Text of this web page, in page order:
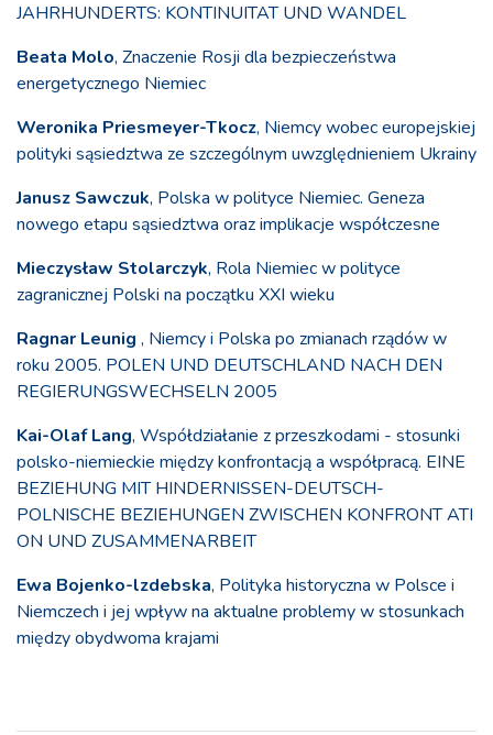
JAHRHUNDERTS: KONTINUITAT UND WANDEL
Beata Molo, Znaczenie Rosji dla bezpieczeństwa
energetycznego Niemiec
Weronika Priesmeyer-Tkocz, Niemcy wobec europejskiej
polityki sąsiedztwa ze szczególnym uwzględnieniem Ukrainy
Janusz Sawczuk, Polska w polityce Niemiec. Geneza
nowego etapu sąsiedztwa oraz implikacje współczesne
Mieczysław Stolarczyk, Rola Niemiec w polityce
zagranicznej Polski na początku XXI wieku
Ragnar Leunig , Niemcy i Polska po zmianach rządów w
roku 2005. POLEN UND DEUTSCHLAND NACH DEN
REGIERUNGSWECHSELN 2005
Kai-Olaf Lang, Współdziałanie z przeszkodami - stosunki
polsko-niemieckie między konfrontacją a współpracą. EINE
BEZIEHUNG MIT HINDERNISSEN-DEUTSCH-
POLNISCHE BEZIEHUNGEN ZWISCHEN KONFRONT ATI
ON UND ZUSAMMENARBEIT
Ewa Bojenko-lzdebska, Polityka historyczna w Polsce i
Niemczech i jej wpływ na aktualne problemy w stosunkach
między obydwoma krajami